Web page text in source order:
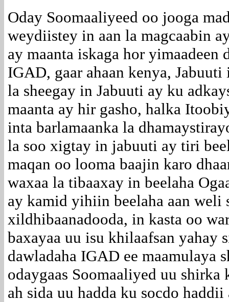
Oday Soomaaliyeed oo jooga
weydiistey in aan la magcaabin
ay maanta iskaga hor yimaadeen
IGAD, gaar ahaan kenya,
la sheegay in Jabuuti ay ku
maanta ay hir gasho, halka
inta barlamaanka la
la soo xigtay in jabuuti ay tiri
maqan oo looma baajin karo
waxaa la tibaaxay in beelaha
ay kamid yihiin beelaha aan weli
xildhibaanadooda, in kasta oo
baxayaa uu isu khilaafsan yahay
dawladaha IGAD ee maamulaya
odaygaas Soomaaliyed uu
ah sida uu hadda ku socdo